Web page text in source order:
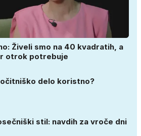
Živeli smo na 40 kvadratih, a
otrok potrebuje
delo koristno?
stil: navdih za vroče dni